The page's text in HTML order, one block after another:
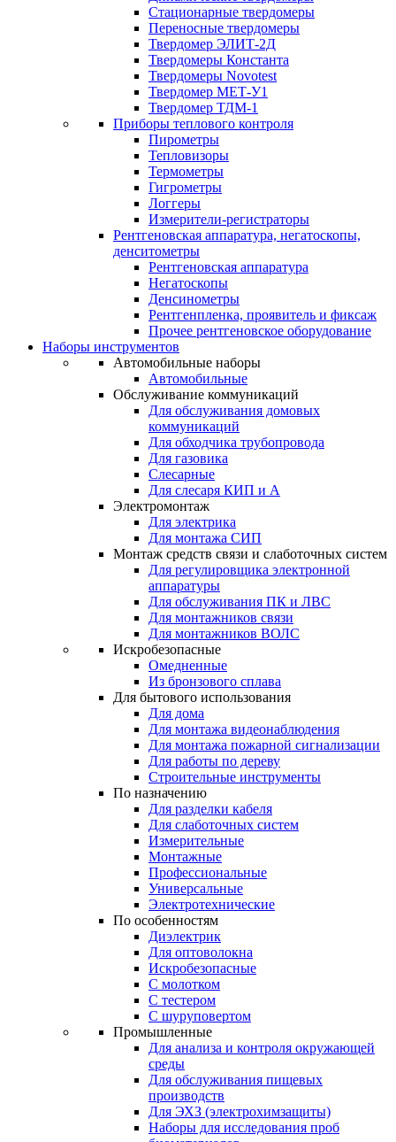
Стационарные твердомеры
Переносные твердомеры
Твердомер ЭЛИТ-2Д
Твердомеры Константа
Твердомеры Novotest
Твердомер МЕТ-У1
Твердомер ТДМ-1
Приборы теплового контроля
Пирометры
Тепловизоры
Термометры
Гигрометры
Логгеры
Измерители-регистраторы
Рентгеновская аппаратура, негатоскопы,
денситометры
Рентгеновская аппаратура
Негатоскопы
Денсинометры
Рентгенпленка, проявитель и фиксаж
Прочее рентгеновское оборудование
Наборы инструментов
Автомобильные наборы
Автомобильные
Обслуживание коммуникаций
Для обслуживания домовых
коммуникаций
Для обходчика трубопровода
Для газовика
Слесарные
Для слесаря КИП и А
Электромонтаж
Для электрика
Для монтажа СИП
Монтаж средств связи и слаботочных систем
Для регулировщика электронной
аппаратуры
Для обслуживания ПК и ЛВС
Для монтажников связи
Для монтажников ВОЛС
Искробезопасные
Омедненные
Из бронзового сплава
Для бытового использования
Для дома
Для монтажа видеонаблюдения
Для монтажа пожарной сигнализации
Для работы по дереву
Строительные инструменты
По назначению
Для разделки кабеля
Для слаботочных систем
Измерительные
Монтажные
Профессиональные
Универсальные
Электротехнические
По особенностям
Диэлектрик
Для оптоволокна
Искробезопасные
С молотком
С тестером
С шуруповертом
Промышленные
Для анализа и контроля окружающей
среды
Для обслуживания пищевых
производств
Для ЭХЗ (электрохимзащиты)
Наборы для исследования проб